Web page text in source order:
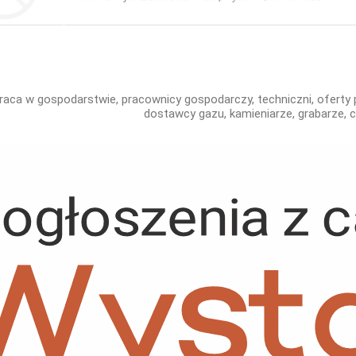
w gospodarstwie, pracownicy gospodarczy, techniczni, oferty
dostawcy gazu, kamieniarze, grabarze,